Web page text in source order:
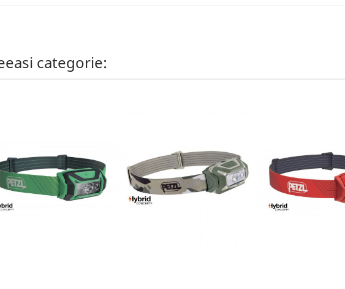
categorie: